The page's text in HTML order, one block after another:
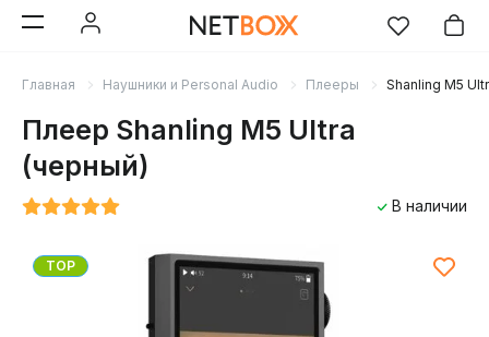
Главная Наушники и Personal Audio Плееры Shanling M5
Плеер Shanling M5 Ultra
(черный)
В наличии
TOP